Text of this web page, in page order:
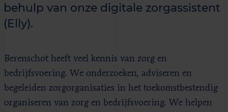
behulp van onze digitale zorgassistent
(Elly).
Berenschot heeft veel kennis van zorg en
bedrijfsvoering. We onderzoeken, adviseren en
begeleiden zorgorganisaties in het toekomstbestendig
organiseren van zorg en bedrijfsvoering. We helpen